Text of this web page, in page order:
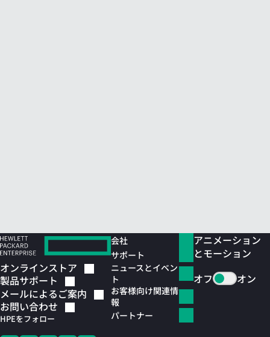
オンラインストア
製品サポート
メールによるご案内
お問い合わせ
HPEをフォロー
会社
サポート
ニュースとイベン
ト
お客様向け関連情
報
パートナー
アニメーション
とモーション
オフ
オン